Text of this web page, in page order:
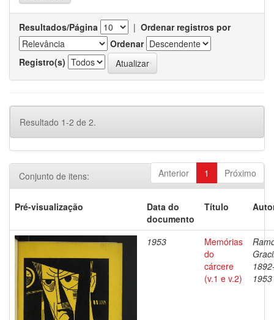
Resultados/Página | Ordenar registros por
Ordenar
Registro(s)
Resultado 1-2 de 2.
Anterior 1 Próximo
Conjunto de itens:
Pré-visualização
Data do
documento
Título
1953
Memórias
do
cárcere
(v.1 e v.2)
1953